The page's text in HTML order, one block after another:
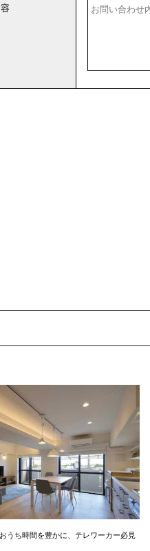
うち時間を豊かに、テレワーカー必見